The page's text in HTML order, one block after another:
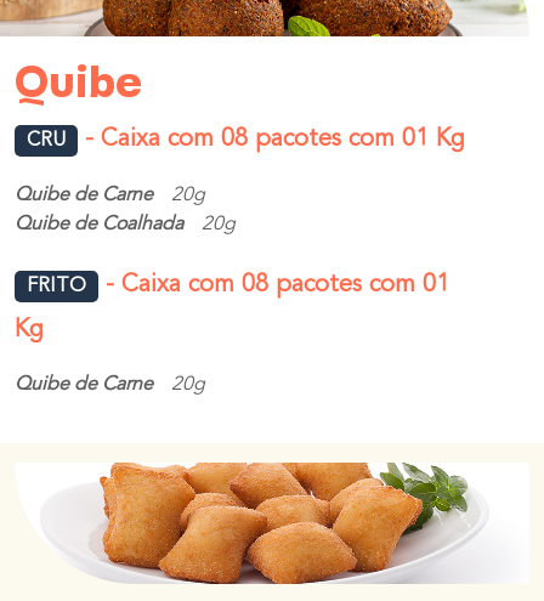
Quibe
CRU - Caixa com 08 pacotes com 01 Kg
Quibe de Carne
20g
Quibe de Coalhada
20g
FRITO
- Caixa com 08 pacotes com 01
Kg
Quibe de Carne 20g